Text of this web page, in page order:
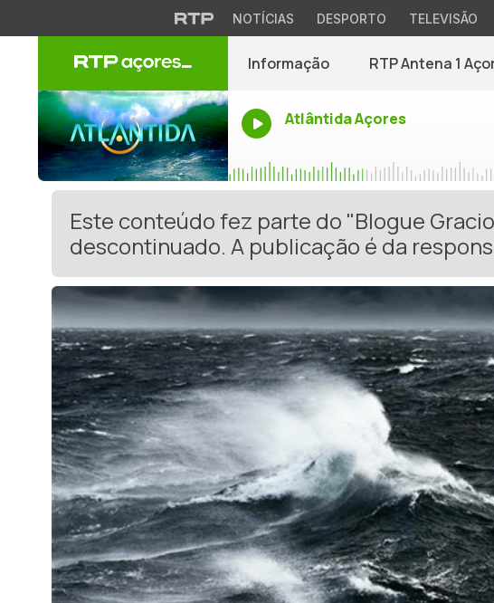
NOTÍCIAS DESPORTO TELEVISÃO
Informação RTP Antena 1
Atlântida Açores
Este conteúdo fez parte do "Blogue
descontinuado. A publicação é da